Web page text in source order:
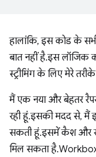
हालांकि, इस कोड के
बात नहीं है. इस लॉजिक
स्ट्रीमिंग के लिए मेरे
मैं एक नया और बेहतर
रही हूं. इसकी मदद से, मैं
सकती हूं. इसमें कैश और
मिल सकता है.